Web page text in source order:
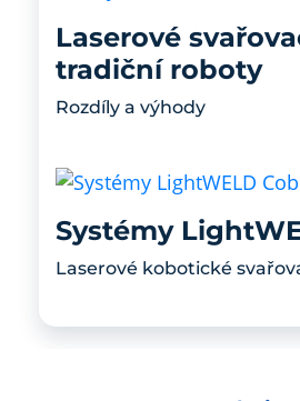
Laserové
tradiční roboty
Rozdíly a výhody
Systémy
Laserové kobotické